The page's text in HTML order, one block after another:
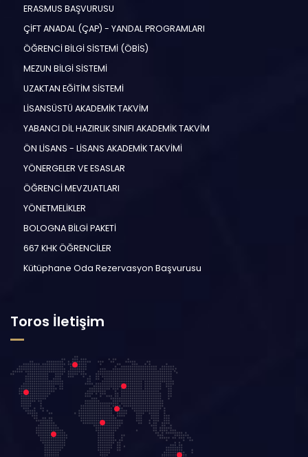
ERASMUS BAŞVURUSU
ÇİFT ANADAL (ÇAP) - YANDAL PROGRAMLARI
ÖĞRENCİ BİLGİ SİSTEMİ (ÖBİS)
MEZUN BİLGİ SİSTEMİ
UZAKTAN EĞİTİM SİSTEMİ
LİSANSÜSTÜ AKADEMİK TAKVİM
YABANCI DİL HAZIRLIK SINIFI AKADEMİK TAKVİM
ÖN LİSANS - LİSANS AKADEMİK TAKVİMİ
YÖNERGELER VE ESASLAR
ÖĞRENCİ MEVZUATLARI
YÖNETMELİKLER
BOLOGNA BİLGİ PAKETİ
667 KHK ÖĞRENCİLER
Kütüphane Oda Rezervasyon Başvurusu
Toros İletişim